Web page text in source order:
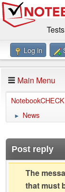
Tests
Benchmarks /
Forum
Log in
Main Menu
► News
Post reply
The
that must